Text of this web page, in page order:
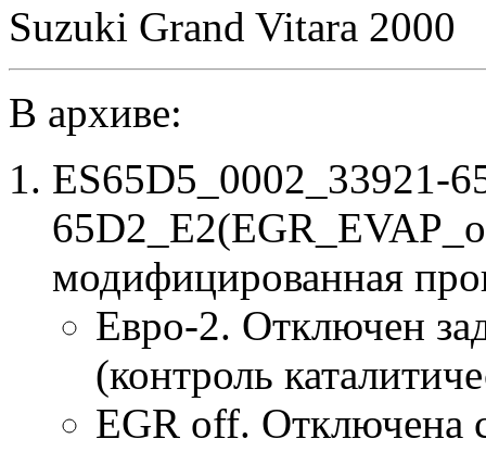
Suzuki Grand Vitara 2000
В архиве:
ES65D5_0002_33921-
модифицированная
Евро-2. Отключен
(контроль
EGR off. Отключена